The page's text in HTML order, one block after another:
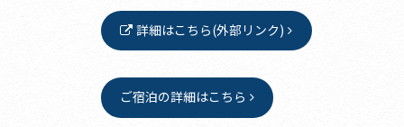
詳細はこちら(外部リンク)
ご宿泊の詳細はこちら